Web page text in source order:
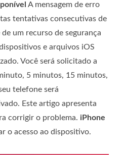
A mensagem de erro
tentativas consecutivas de
um recurso de segurança
e arquivos iOS
Você será solicitado a
5 minutos, 15 minutos,
telefone será
Este artigo apresenta
corrigir o problema. iPhone
o acesso ao dispositivo.